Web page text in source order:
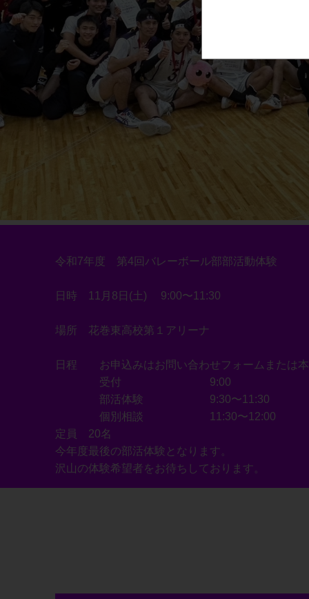
令和7年度 第4回バレーボール部部活動体験
日時 11月8日(土) 9:00〜11:30
場所 花巻東高校第１アリーナ
日程 お申込みはお問い合わせフォームまたは本
受付 9:00
部活体験 9:30〜11:30
個別相談 11:30〜12:00
定員 20名
今年度最後の部活体験となります。
沢山の体験希望者をお待ちしております。